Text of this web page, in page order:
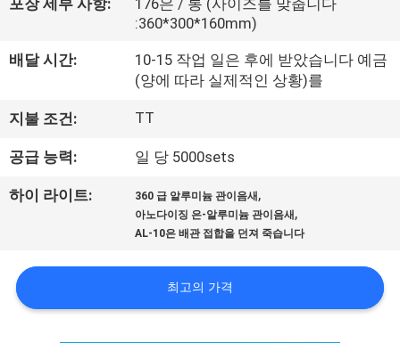
것
장
투
어
질
포장 세부 사항:
176은 / 통 (사이즈를 맞춥니다
:360*300*160mm)
배달 시간:
10-15 작업 일은 후에 받았습니다 예금
(양에 따라 실제적인 상황)를
지불 조건: TT
공급 능력: 일 당 5000sets
하이 라이트: 360 급 알루미늄 관이음새 ,
아노다이징 은-알루미늄 관이음새 ,
AL-10은 배관 접합을 던져 죽습니다
최고의 가격